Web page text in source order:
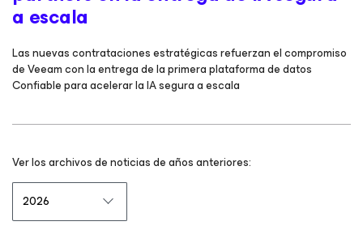
a escala
Las nuevas contrataciones estratégicas refuerzan el compromiso
de Veeam con la entrega de la primera plataforma de datos
Confiable para acelerar la IA segura a escala
Ver los archivos de noticias de años anteriores: